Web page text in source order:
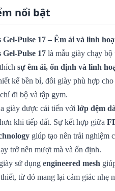
nổi bật
Gel-Pulse 17 – Êm ái và linh
Gel-Pulse 17 là mẫu giày chạy
sự êm ái, ổn định và linh
kế bền bỉ, đôi giày phù hợp
đi bộ và tập gym.
giày được cải tiến với lớp đệm
khi tiếp đất. Sự kết hợp giữa
giúp tạo nên trải nghiệm
trở nên mượt mà và ổn định.
sử dụng engineered mesh
từ đó mang lại cảm giác nhẹ